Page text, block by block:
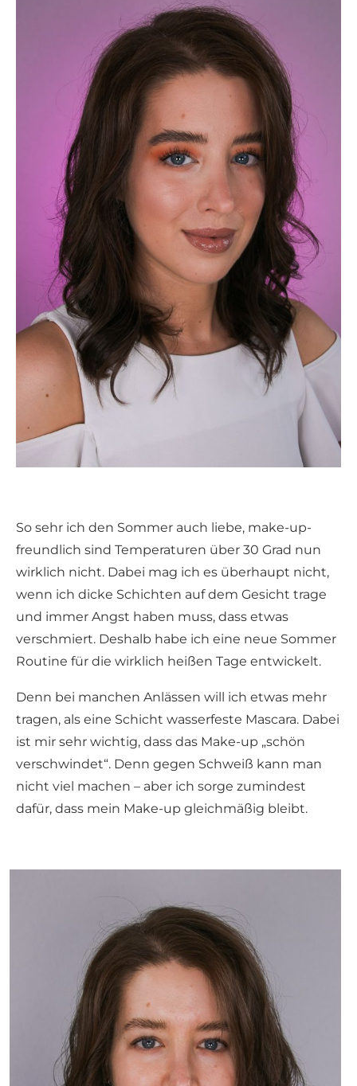
So sehr ich den Sommer auch liebe, make-up-
freundlich sind Temperaturen über 30 Grad nun
wirklich nicht. Dabei mag ich es überhaupt nicht,
wenn ich dicke Schichten auf dem Gesicht trage
und immer Angst haben muss, dass etwas
verschmiert. Deshalb habe ich eine neue Sommer
Routine für die wirklich heißen Tage entwickelt.
Denn bei manchen Anlässen will ich etwas mehr
tragen, als eine Schicht wasserfeste Mascara. Dabei
ist mir sehr wichtig, dass das Make-up „schön
verschwindet“. Denn gegen Schweiß kann man
nicht viel machen – aber ich sorge zumindest
dafür, dass mein Make-up gleichmäßig bleibt.